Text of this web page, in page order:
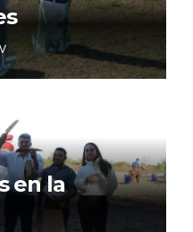
en la